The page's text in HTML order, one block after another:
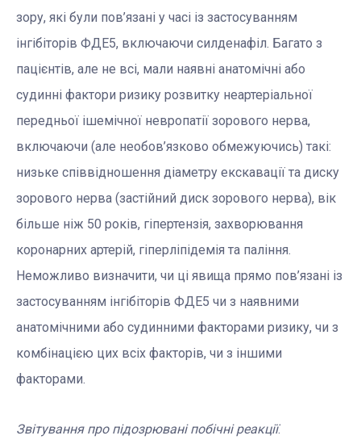
зору, які були пов’язані у часі із застосуванням
інгібіторів ФДЕ5, включаючи силденафіл. Багато з
пацієнтів, але не всі, мали наявні анатомічні або
судинні фактори ризику розвитку неартеріальної
передньої ішемічної невропатії зорового нерва,
включаючи (але необов’язково обмежуючись) такі:
низьке співвідношення діаметру екскавації та диску
зорового нерва (застійний диск зорового нерва), вік
більше ніж 50 років, гіпертензія, захворювання
коронарних артерій, гіперліпідемія та паління.
Неможливо визначити, чи ці явища прямо пов’язані із
застосуванням інгібіторів ФДЕ5 чи з наявними
анатомічними або судинними факторами ризику, чи з
комбінацією цих всіх факторів, чи з іншими
факторами.
Звітування про підозрювані побічні реакції.